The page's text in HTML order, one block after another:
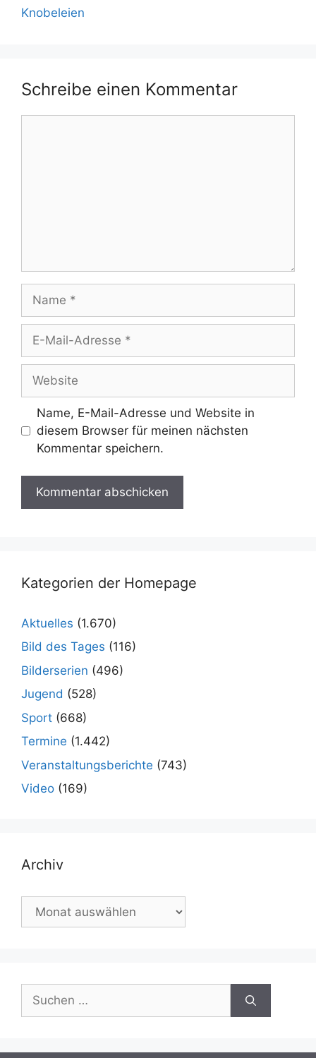
Knobeleien
Schreibe einen Kommentar
Name
Adresse
Website
Name, E-Mail-Adresse und Website in
diesem Browser für meinen nächsten
Kommentar speichern.
Kategorien der Homepage
Aktuelles (1.670)
Bild des Tages (116)
Bilderserien (496)
Jugend (528)
Sport (668)
Termine (1.442)
Veranstaltungsberichte (743)
Video (169)
Archiv
Archiv
Suchen
nach: